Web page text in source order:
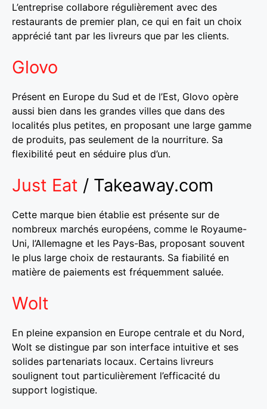
L’entreprise collabore régulièrement avec des
restaurants de premier plan, ce qui en fait un choix
apprécié tant par les livreurs que par les clients.
Glovo
Présent en Europe du Sud et de l’Est, Glovo opère
aussi bien dans les grandes villes que dans des
localités plus petites, en proposant une large gamme
de produits, pas seulement de la nourriture. Sa
flexibilité peut en séduire plus d’un.
Just Eat / Takeaway.com
Cette marque bien établie est présente sur de
nombreux marchés européens, comme le Royaume-
Uni, l’Allemagne et les Pays-Bas, proposant souvent
le plus large choix de restaurants. Sa fiabilité en
matière de paiements est fréquemment saluée.
Wolt
En pleine expansion en Europe centrale et du Nord,
Wolt se distingue par son interface intuitive et ses
solides partenariats locaux. Certains livreurs
soulignent tout particulièrement l’efficacité du
support logistique.